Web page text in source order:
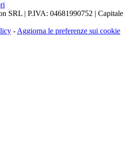
SRL | P.IVA: 04681990752 | Capitale
- Aggiorna le preferenze sui cookie